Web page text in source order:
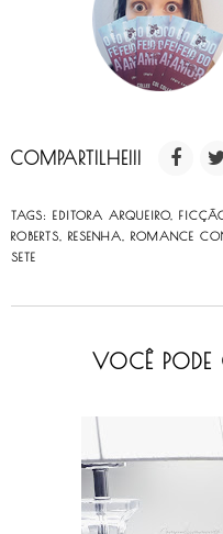
COMPARTILHE!!!
TAGS: EDITORA ARQUEIRO
ROBERTS
RESENHA ROMANCE
SETE
VOCÊ PODE